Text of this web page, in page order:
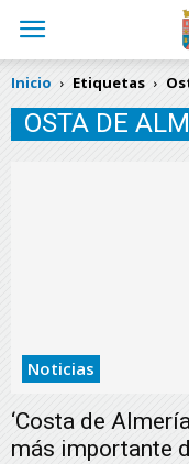
Inicio Etiquetas
OSTA DE
Noticias
‘Costa de
más importante